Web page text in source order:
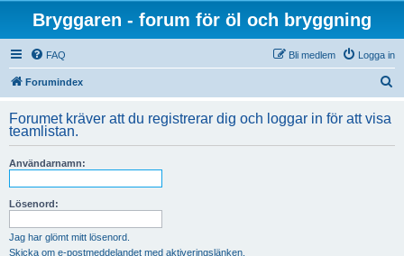
Bryggaren - forum för öl och bryggning
FAQ Logga in
Bli medlem
Forumindex
Forumet kräver att du registrerar dig och loggar in för att visa
teamlistan.
Användarnamn:
Lösenord:
Jag har glömt mitt lösenord.
Skicka om e-postmeddelandet med aktiveringslänken.